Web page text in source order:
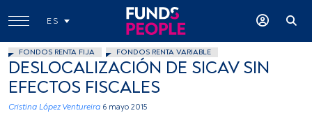
ES
FONDOS RENTA FIJA FONDOS RENTA VARIABLE
DESLOCALIZACIÓN DE SICAV SIN
EFECTOS FISCALES
Cristina López Ventureira 6 mayo 2015